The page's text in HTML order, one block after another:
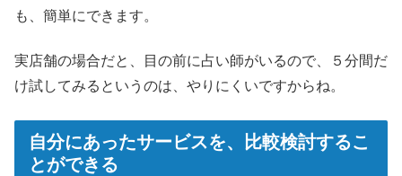
も、簡単にできます。
実店舗の場合だと、目の前に占い師がいるので、５分間だ
け試してみるというのは、やりにくいですからね。
自分にあったサービスを、比較検討するこ
とができる